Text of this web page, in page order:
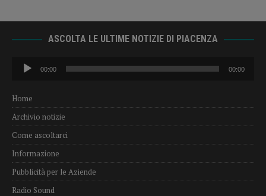
ASCOLTA LE ULTIME NOTIZIE DI PIACENZA
Audio
Player
00:00 00:00
Home
Archivio notizie
Come ascoltarci
Informazione
Pubblicità per le Aziende
Radio Sound